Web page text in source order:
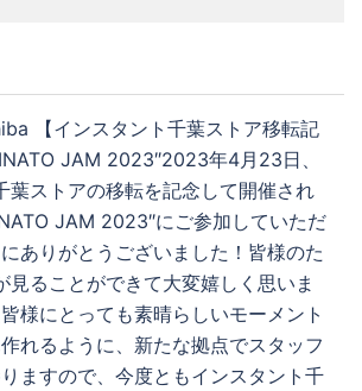
【インスタント千葉ストア移転記
JAM 2023″2023年4月23日、
葉ストアの移転を記念して開催され
JAM 2023″にご参加していただ
ありがとうございました！皆様のた
見ることができて大変嬉しく思いま
様にとっても素晴らしいモーメント
れるように、新たな拠点でスタッフ
ますので、今度ともインスタント千